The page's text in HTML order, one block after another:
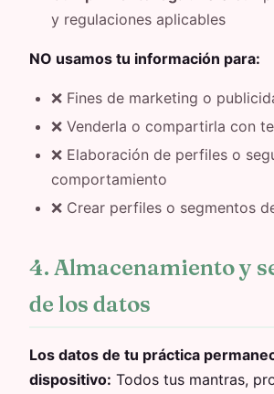
y regulaciones aplicables
NO usamos tu información para:
❌ Fines de marketing o
❌ Venderla o compartirla con
❌ Elaboración de perfiles o
comportamiento
❌ Crear perfiles o segmentos
4. Almacenamiento y
de los datos
Los datos de tu práctica
dispositivo: Todos tus mantras,